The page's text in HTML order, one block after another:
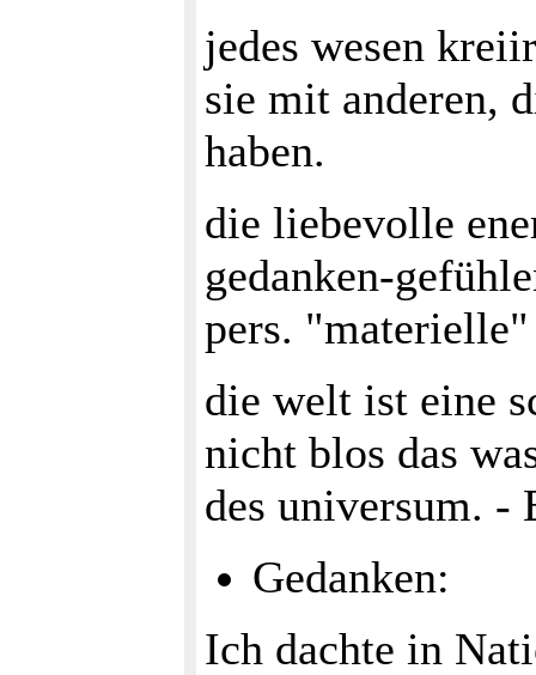
jedes wesen
sie mit anderen,
haben.
die liebevolle
gedanken-
pers.
die welt ist eine
nicht blos das
des universum. -
Gedanken:
Ich dachte in